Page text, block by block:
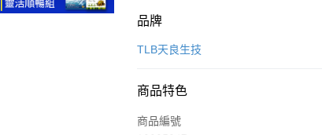
付款方式
信用卡一次付款
品牌
TLB天良生技
商品特色
商品編號